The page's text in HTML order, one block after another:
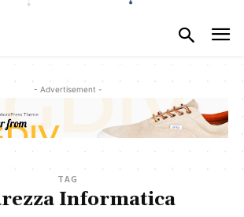
- Advertisement -
TAG
Informatica